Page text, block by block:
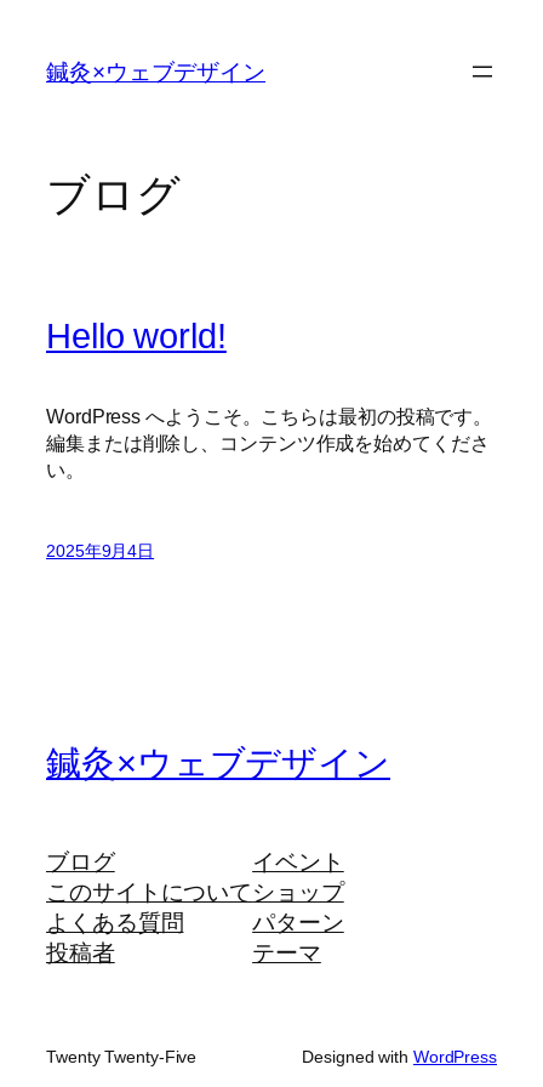
鍼灸×ウェブデザイン
ブログ
Hello world!
WordPress へようこそ。こちらは最初の投稿です。
編集または削除し、コンテンツ作成を始めてくださ
い。
2025年9月4日
鍼灸×ウェブデザイン
ブログ
このサイトについて
よくある質問
投稿者
イベント
ショップ
パターン
テーマ
Twenty Twenty-Five Designed with WordPress